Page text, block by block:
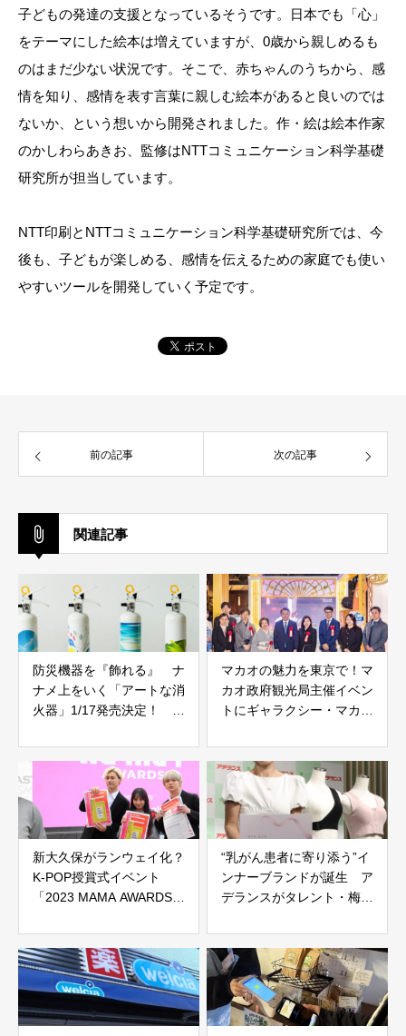
子どもの発達の支援となっているそうです。日本でも「心」
をテーマにした絵本は増えていますが、0歳から親しめるも
のはまだ少ない状況です。そこで、赤ちゃんのうちから、感
情を知り、感情を表す言葉に親しむ絵本があると良いのでは
ないか、という想いから開発されました。作・絵は絵本作家
のかしわらあきお、監修はNTTコミュニケーション科学基礎
研究所が担当しています。
NTT印刷とNTTコミュニケーション科学基礎研究所では、今
後も、子どもが楽しめる、感情を伝えるための家庭でも使い
やすいツールを開発していく予定です。
前の記事 次の記事
関連記事
防災機器を『飾れる』 ナ
ナメ上をいく「アートな消
火器」1/17発売決定！ 担
本以上の予約が入ってい
マカオの魅力を東京で！マ
カオ政府観光局主催イベン
トにギャラクシー・マカオ
新大久保がランウェイ化？
K-POP授賞式イベント
「2023 MAMA AWARDS」
“乳がん患者に寄り添う”イ
ンナーブランドが誕生 ア
デランスがタレント・梅宮